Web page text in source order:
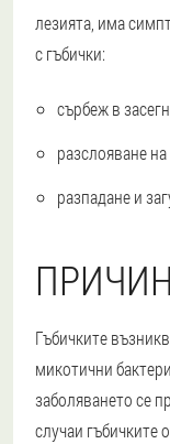
лезията, има
с гъбички:
сърбеж в
разслояване
разпадане и
Гъбичките
микотични
заболяването се
случаи гъбичките